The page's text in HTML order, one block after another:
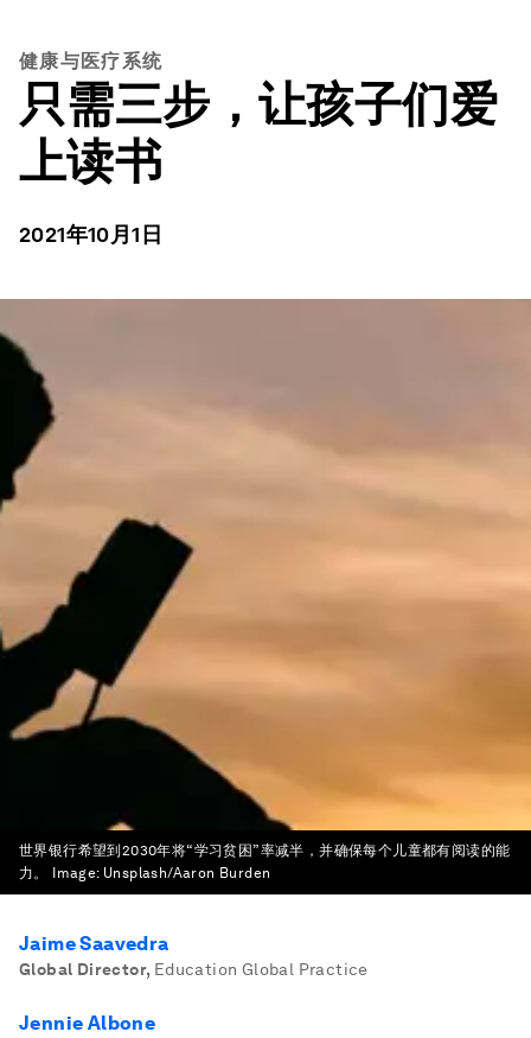
健康与医疗系统
只需三步，让孩子们爱
上读书
2021年10月1日
世界银行希望到2030年将“学习贫困”率减半，并确保每个儿童都有阅读的能
力。
Image: Unsplash/Aaron Burden
Jaime Saavedra
Global Director, Education Global Practice
Jennie Albone